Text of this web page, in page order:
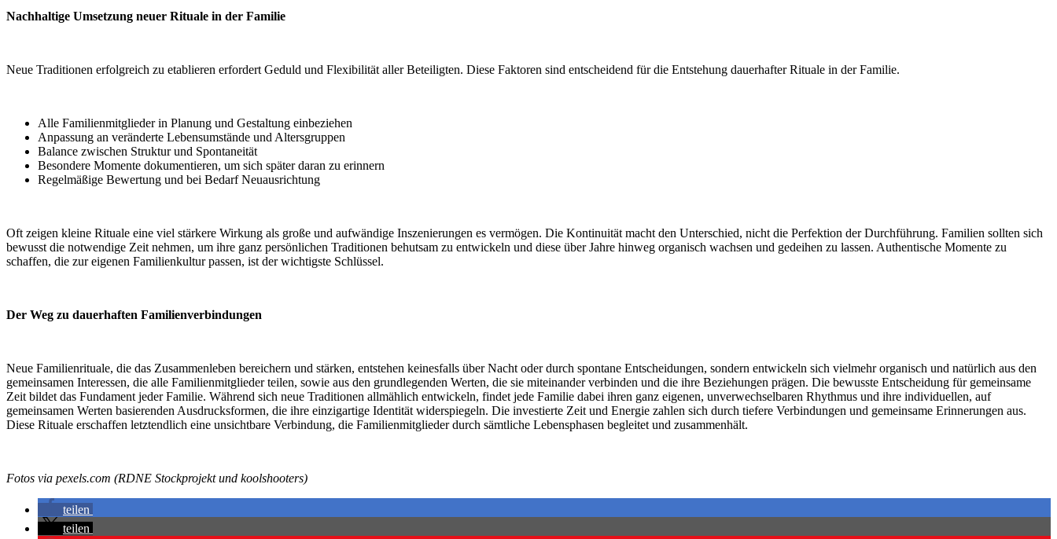
Nachhaltige Umsetzung neuer Rituale in der Familie
Neue Traditionen erfolgreich zu etablieren erfordert Geduld und Flexibilität aller Beteiligten. Diese Faktoren sind entscheidend für die Entstehung dauerhafter Rituale in der Familie.
Alle Familienmitglieder in Planung und Gestaltung einbeziehen
Anpassung an veränderte Lebensumstände und Altersgruppen
Balance zwischen Struktur und Spontaneität
Besondere Momente dokumentieren, um sich später daran zu erinnern
Regelmäßige Bewertung und bei Bedarf Neuausrichtung
Oft zeigen kleine Rituale eine viel stärkere Wirkung als große und aufwändige Inszenierungen es vermögen. Die Kontinuität macht den Unterschied, nicht die Perfektion der Durchführung. Familien sollten sich
bewusst die notwendige Zeit nehmen, um ihre ganz persönlichen Traditionen behutsam zu entwickeln und diese über Jahre hinweg organisch wachsen und gedeihen zu lassen. Authentische Momente zu
schaffen, die zur eigenen Familienkultur passen, ist der wichtigste Schlüssel.
Der Weg zu dauerhaften Familienverbindungen
Neue Familienrituale, die das Zusammenleben bereichern und stärken, entstehen keinesfalls über Nacht oder durch spontane Entscheidungen, sondern entwickeln sich vielmehr organisch und natürlich aus den
gemeinsamen Interessen, die alle Familienmitglieder teilen, sowie aus den grundlegenden Werten, die sie miteinander verbinden und die ihre Beziehungen prägen. Die bewusste Entscheidung für gemeinsame
Zeit bildet das Fundament jeder Familie. Während sich neue Traditionen allmählich entwickeln, findet jede Familie dabei ihren ganz eigenen, unverwechselbaren Rhythmus und ihre individuellen, auf
gemeinsamen Werten basierenden Ausdrucksformen, die ihre einzigartige Identität widerspiegeln. Die investierte Zeit und Energie zahlen sich durch tiefere Verbindungen und gemeinsame Erinnerungen aus.
Diese Rituale erschaffen letztendlich eine unsichtbare Verbindung, die Familienmitglieder durch sämtliche Lebensphasen begleitet und zusammenhält.
Fotos via pexels.com (RDNE Stockprojekt und koolshooters)
teilen
teilen